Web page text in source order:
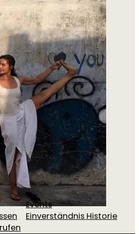
Events
Einverständnis Historie